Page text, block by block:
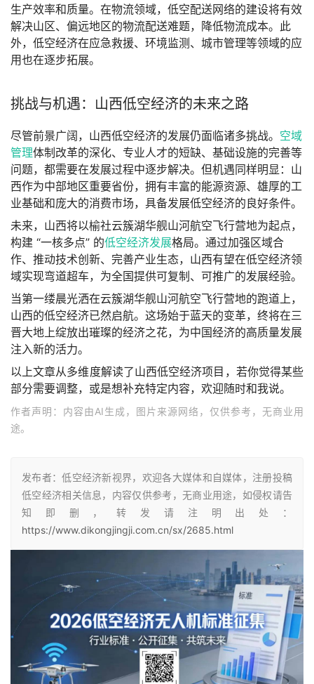
生产效率和质量。在物流领域，低空配送网络的建设将有效
解决山区、偏远地区的物流配送难题，降低物流成本。此
外，低空经济在应急救援、环境监测、城市管理等领域的应
用也在逐步拓展。
挑战与机遇：山西低空经济的未来之路
尽管前景广阔，山西低空经济的发展仍面临诸多挑战。 空域
管理体制改革的深化、专业人才的短缺、基础设施的完善等
问题，都需要在发展过程中逐步解决。但机遇同样明显：山
西作为中部地区重要省份，拥有丰富的能源资源、雄厚的工
业基础和庞大的消费市场，具备发展低空经济的良好条件。
未来，山西将以榆社云簇湖华舰山河航空飞行营地为起点，
构建 “一核多点” 的低空经济发展格局。通过加强区域合
作、推动技术创新、完善产业生态，山西有望在低空经济领
域实现弯道超车，为全国提供可复制、可推广的发展经验。
当第一缕晨光洒在云簇湖华舰山河航空飞行营地的跑道上，
山西的低空经济已然启航。这场始于蓝天的变革，终将在三
晋大地上绽放出璀璨的经济之花，为中国经济的高质量发展
注入新的活力。
以上文章从多维度解读了山西低空经济项目，若你觉得某些
部分需要调整，或是想补充特定内容，欢迎随时和我说。
作者声明：内容由AI生成，图片来源网络，仅供参考，无商业用
途。
发布者：低空经济新视界，欢迎各大媒体和自媒体，注册投稿
低空经济相关信息，内容仅供参考，无商业用途，如侵权请告
知即删，转发请注明出处：
https://www.dikongjingji.com.cn/sx/2685.html